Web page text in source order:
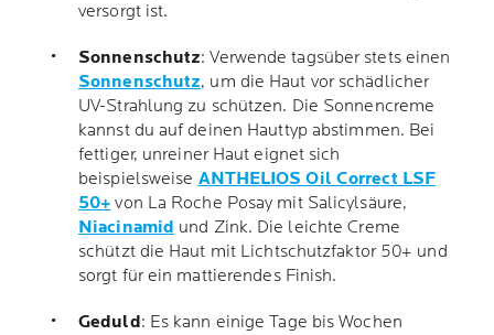
versorgt ist.
Sonnenschutz: Verwende tagsüber stets einen
Sonnenschutz, um die Haut vor schädlicher
UV-Strahlung zu schützen. Die Sonnencreme
kannst du auf deinen Hauttyp abstimmen. Bei
fettiger, unreiner Haut eignet sich
beispielsweise ANTHELIOS Oil Correct LSF
50+ von La Roche Posay mit Salicylsäure,
Niacinamid und Zink. Die leichte Creme
schützt die Haut mit Lichtschutzfaktor 50+ und
sorgt für ein mattierendes Finish.
Geduld: Es kann einige Tage bis Wochen